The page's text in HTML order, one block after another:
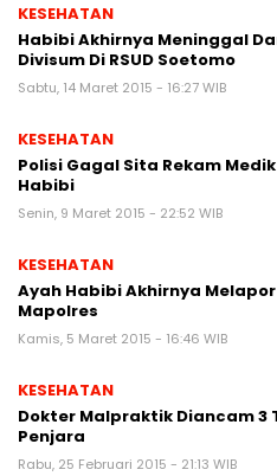
KESEHATAN
Habibi Akhirnya Meninggal
Divisum Di RSUD Soetomo
Sabtu, 14 Maret 2015 - 16:27 WIB
KESEHATAN
Polisi Gagal Sita Rekam Medik
Habibi
Senin, 9 Maret 2015 - 22:52 WIB
KESEHATAN
Ayah Habibi Akhirnya Melapor
Mapolres
Kamis, 5 Maret 2015 - 16:46 WIB
KESEHATAN
Dokter Malpraktik Diancam 3
Penjara
Rabu, 25 Februari 2015 - 21:13 WIB